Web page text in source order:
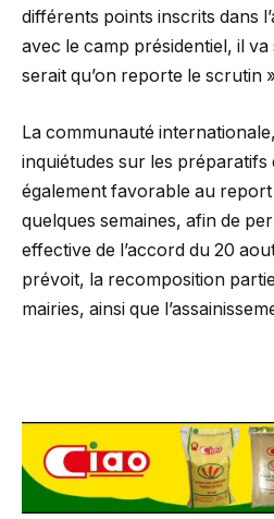
différents points inscrits dans
avec le camp présidentiel, il va
serait qu’on reporte le scrutin
La communauté
inquiétudes sur les préparatifs
également favorable au report
quelques semaines, afin de
effective de l’accord du 20
prévoit, la recomposition
mairies, ainsi que